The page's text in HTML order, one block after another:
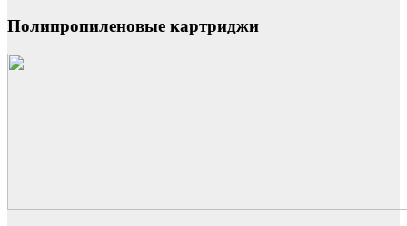
Полипропиленовые картриджи